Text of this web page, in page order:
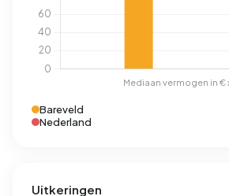
Bareveld
Nederland
Uitkeringen